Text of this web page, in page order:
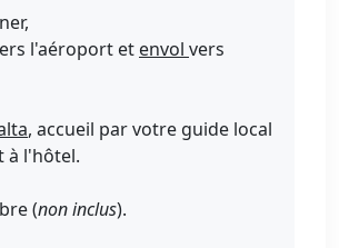
l'aéroport et envol vers
, accueil par votre guide local
à l'hôtel.
(non inclus).